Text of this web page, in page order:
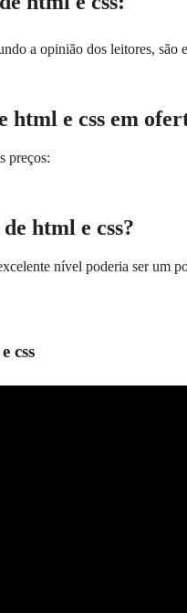
a opinião dos leitores, são
html e css em
preços:
html e css?
nível poderia ser um
css